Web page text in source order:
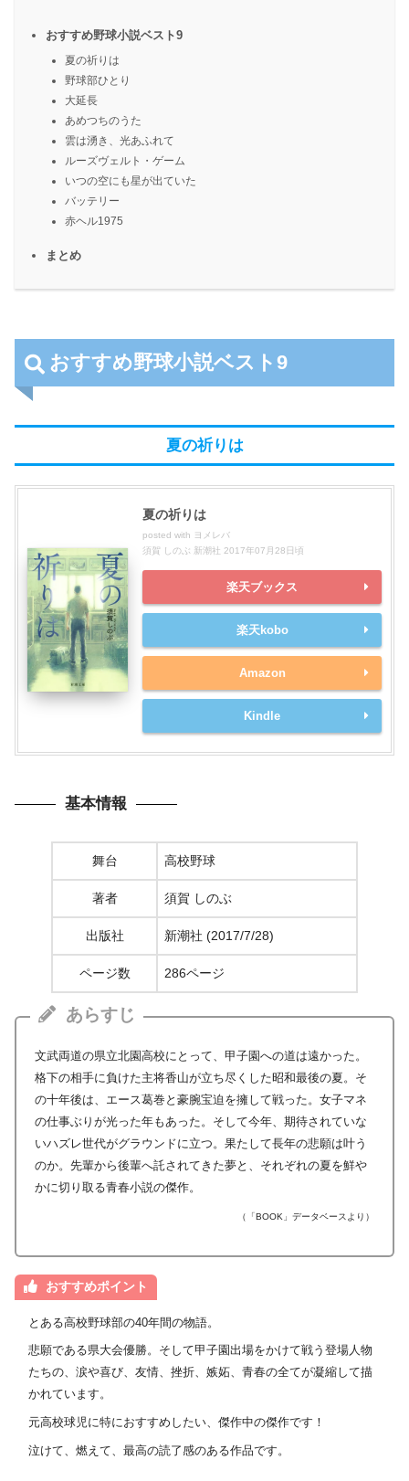
おすすめ野球小説ベスト9
夏の祈りは
野球部ひとり
大延長
あめつちのうた
雲は湧き、光あふれて
ルーズヴェルト・ゲーム
いつの空にも星が出ていた
バッテリー
赤ヘル1975
まとめ
おすすめ野球小説ベスト9
夏の祈りは
夏の祈りは
posted with ヨメレバ
須賀 しのぶ 新潮社 2017年07月28日頃
楽天ブックス
楽天kobo
Amazon
Kindle
基本情報
舞台 高校野球
著者 須賀 しのぶ
出版社 新潮社 (2017/7/28)
ページ数 286ページ
あらすじ
文武両道の県立北園高校にとって、甲子園への道は遠かった。
格下の相手に負けた主将香山が立ち尽くした昭和最後の夏。そ
の十年後は、エース葛巻と豪腕宝迫を擁して戦った。女子マネ
の仕事ぶりが光った年もあった。そして今年、期待されていな
いハズレ世代がグラウンドに立つ。果たして長年の悲願は叶う
のか。先輩から後輩へ託されてきた夢と、それぞれの夏を鮮や
かに切り取る青春小説の傑作。
（「BOOK」データベースより）
おすすめポイント
とある高校野球部の40年間の物語。
悲願である県大会優勝。そして甲子園出場をかけて戦う登場人物
たちの、涙や喜び、友情、挫折、嫉妬、青春の全てが凝縮して描
かれています。
元高校球児に特におすすめしたい、傑作中の傑作です！
泣けて、燃えて、最高の読了感のある作品です。